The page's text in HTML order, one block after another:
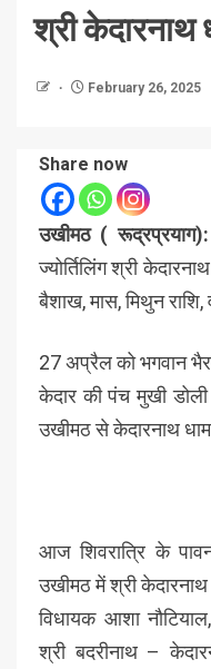
श्री
February 26, 2025
Share now
उखीमठ (
ज्योर्तिलिंग श्री
बैशाख, मास, मिथुन
27 अप्रैल को भगवान
केदार की पंच मुखी
उखीमठ से केदारनाथ
आज शिवरात्रि के
उखीमठ में श्री
विधायक आशा
श्री बदरीनाथ –